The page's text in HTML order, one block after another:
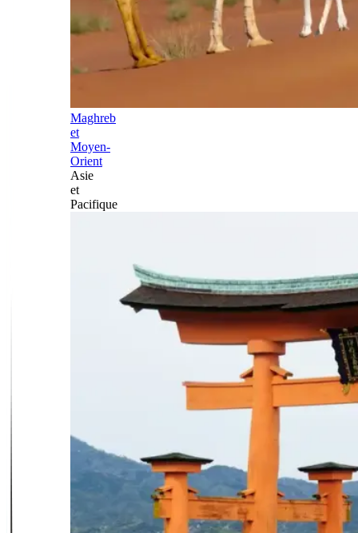
Maghreb
et
Moyen-
Orient
Asie
et
Pacifique